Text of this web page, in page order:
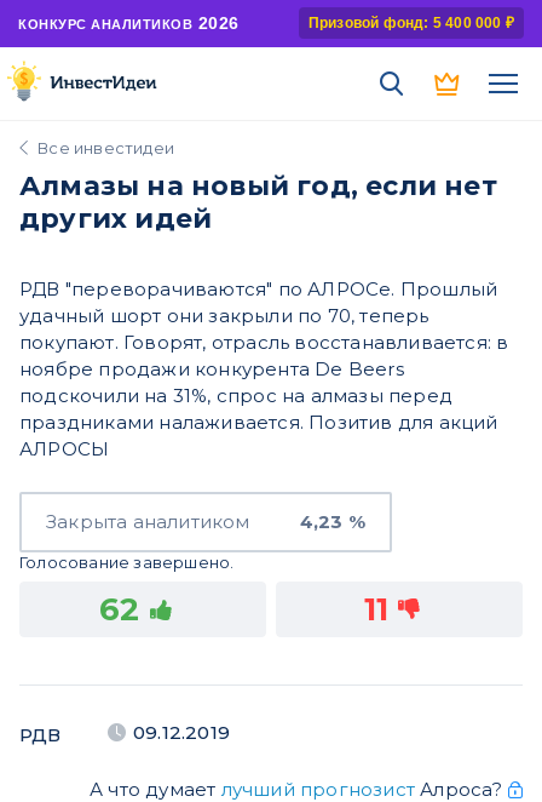
КОНКУРС АНАЛИТИКОВ 2026 Призовой фонд: 5 400 000 ₽
Все инвестидеи
Алмазы на новый год, если нет
других идей
РДВ "переворачиваются" по АЛРОСе. Прошлый
удачный шорт они закрыли по 70, теперь
покупают. Говорят, отрасль восстанавливается: в
ноябре продажи конкурента De Beers
подскочили на 31%, спрос на алмазы перед
праздниками налаживается. Позитив для акций
АЛРОСЫ
Закрыта аналитиком 4,23 %
Голосование завершено.
62 11
РДВ 09.12.2019
А что думает лучший прогнозистАлроса?